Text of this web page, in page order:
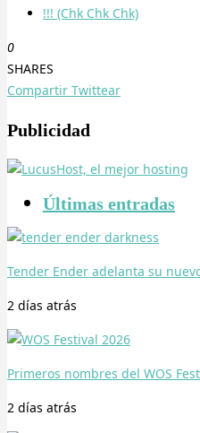
!!! (Chk Chk Chk)
0
SHARES
Compartir Twittear
Publicidad
Últimas entradas
Tender Ender adelanta su
2 días atrás
Primeros nombres del WOS
2 días atrás